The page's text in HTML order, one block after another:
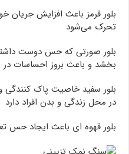
بلور قرمز باعث افزایش
تحرک می‌شود
بلور صورتی که حس دوست
بخشد و باعث بروز احساسات در
بلور سفید خاصیت پاک
در محل زندگی و بدن افراد دارد
بلور قهوه ای باعث ایجاد حس